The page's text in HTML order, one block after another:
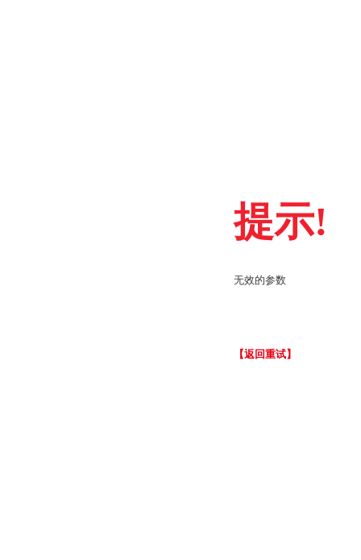
提示!
无效的参数
【返回重试】